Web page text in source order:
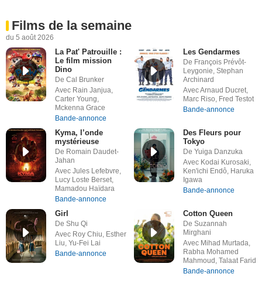
Films de la semaine
du 5 août 2026
La Pat' Patrouille :
Le film mission
Dino
De Cal Brunker
Avec Rain Janjua,
Carter Young,
Mckenna Grace
Bande-annonce
Les Gendarmes
De François Prévôt-
Leygonie, Stephan
Archinard
Avec Arnaud Ducret,
Marc Riso, Fred Testot
Bande-annonce
Kyma, l’onde
mystérieuse
De Romain Daudet-
Jahan
Avec Jules Lefebvre,
Lucy Loste Berset,
Mamadou Haïdara
Bande-annonce
Des Fleurs pour
Tokyo
De Yuiga Danzuka
Avec Kodai Kurosaki,
Ken'ichi Endô, Haruka
Igawa
Bande-annonce
Girl
De Shu Qi
Avec Roy Chiu, Esther
Liu, Yu-Fei Lai
Bande-annonce
Cotton Queen
De Suzannah
Mirghani
Avec Mihad Murtada,
Rabha Mohamed
Mahmoud, Talaat Farid
Bande-annonce